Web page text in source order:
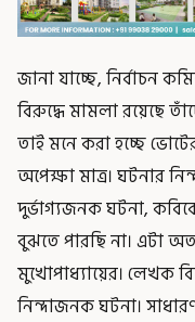
জানা যাচ্ছে, নির্বাচন
বিরুদ্ধে মামলা রয়েছে
তাই মনে করা হচ্ছে
অপেক্ষা মাত্র। ঘটনার
দুর্ভাগ্যজনক ঘটনা,
বুঝতে পারছি না। এটা
মুখোপাধ্যায়ের। লেখক
নিন্দাজনক ঘটনা।